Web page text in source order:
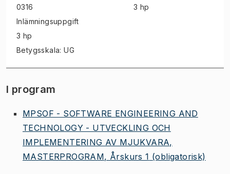
0316
Inlämningsuppgift
3 hp
Betygsskala: UG
3 hp
I program
MPSOF - SOFTWARE ENGINEERING AND
TECHNOLOGY - UTVECKLING OCH
IMPLEMENTERING AV MJUKVARA,
MASTERPROGRAM, Årskurs 1 (obligatorisk)